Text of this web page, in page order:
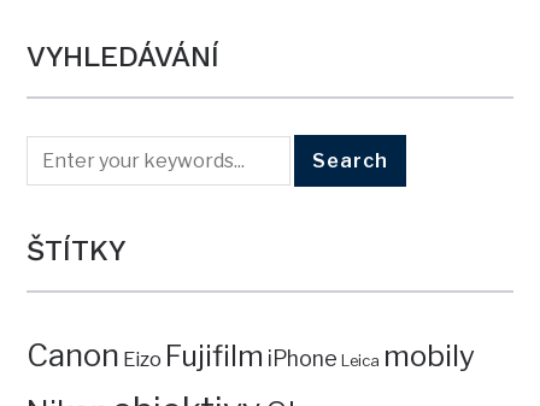
VYHLEDÁVÁNÍ
ŠTÍTKY
Canon Eizo Fujifilm iPhone Leica mobily